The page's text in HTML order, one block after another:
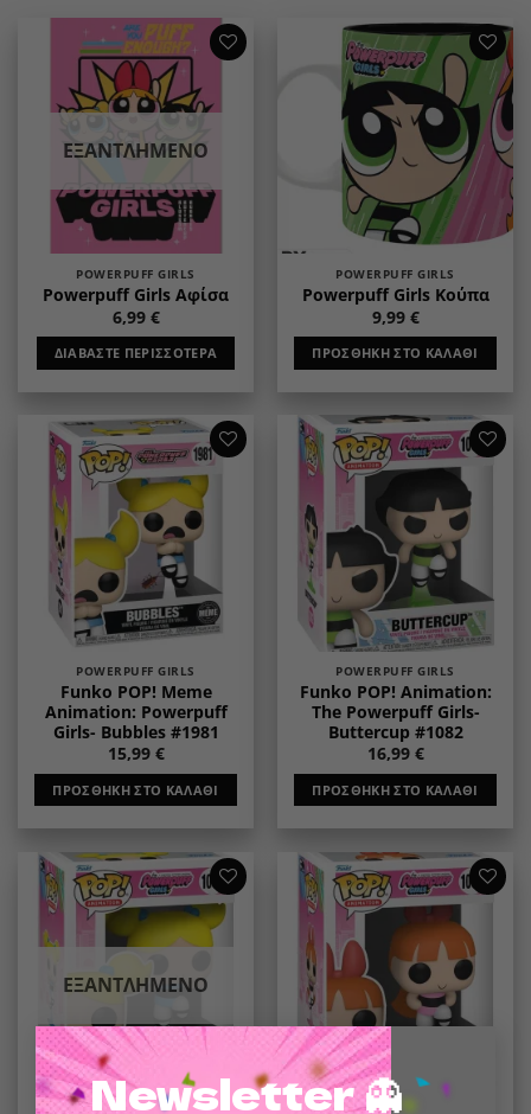
Newsletter 👻
wishlist
ΕΞΑΝΤΛΗΜΈΝΟ
POWERPUFF GIRLS
Powerpuff Girls Αφίσα
6,99 €
ΔΙΑΒΆΣΤΕ ΠΕΡΙΣΣΌΤΕΡΑ
Add to
wishlist
POWERPUFF GIRLS
Powerpuff Girls Κούπα
9,99 €
ΠΡΟΣΘΉΚΗ ΣΤΟ ΚΑΛΆΘΙ
Add to
wishlist
POWERPUFF GIRLS
Funko POP! Meme
Animation: Powerpuff
Girls- Bubbles #1981
15,99 €
ΠΡΟΣΘΉΚΗ ΣΤΟ ΚΑΛΆΘΙ
Add to
wishlist
POWERPUFF GIRLS
Funko POP! Animation:
The Powerpuff Girls-
Buttercup #1082
16,99 €
ΠΡΟΣΘΉΚΗ ΣΤΟ ΚΑΛΆΘΙ
Add to
wishlist
ΕΞΑΝΤΛΗΜΈΝΟ
POWERPUFF GIRLS
Add to
wishlist
POWERPUFF GIRLS